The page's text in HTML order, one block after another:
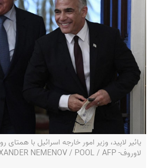
یائیر لاپید، وزیر امور خارجه اسرائیل با
لاوروف- ALEXANDER NEMENOV / POOL / AFP